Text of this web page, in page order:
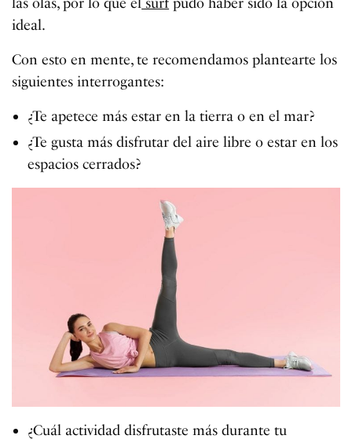
las olas, por lo que el surfpudo haber sido la opción
ideal.
Con esto en mente, te recomendamos plantearte los
siguientes interrogantes:
¿Te apetece más estar en la tierra o en el mar?
¿Te gusta más disfrutar del aire libre o estar en los
espacios cerrados?
¿Cuál actividad disfrutaste más durante tu